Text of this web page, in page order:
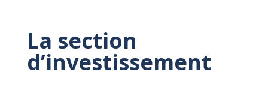
La section
d’investissement